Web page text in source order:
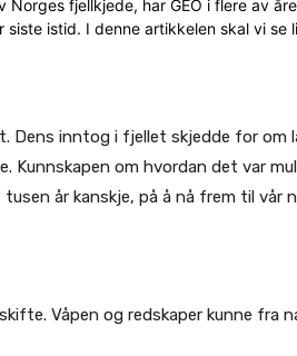
Norges fjellkjede, har GEO i flere av
istid. I denne artikkelen skal vi
Dens inntog i fjellet skjedde for om
Kunnskapen om hvordan det var
år kanskje, på å nå frem til vår
Våpen og redskaper kunne fra